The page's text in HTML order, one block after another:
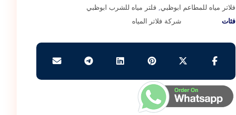
فلاتر مياه للمطاعم ابوظبي
فلتر مياه للشرب ابوظبي
فئات
شركة فلاتر المياه